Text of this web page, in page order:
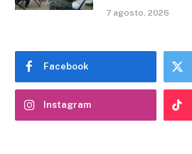
7 agosto, 2026
Facebook
Instagram